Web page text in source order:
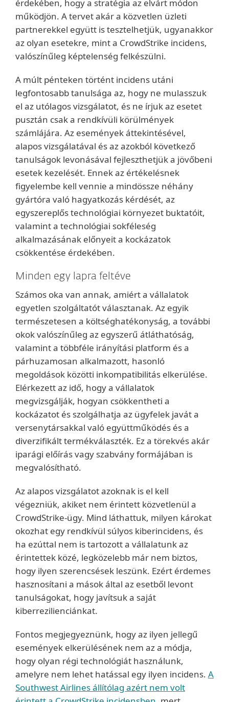
érdekében, hogy a stratégia az elvárt módon
működjön. A tervet akár a közvetlen üzleti
partnerekkel együtt is tesztelhetjük, ugyanakkor
az olyan esetekre, mint a CrowdStrike incidens,
valószínűleg képtelenség felkészülni.
A múlt pénteken történt incidens utáni
legfontosabb tanulsága az, hogy ne mulasszuk
el az utólagos vizsgálatot, és ne írjuk az esetet
pusztán csak a rendkívüli körülmények
számlájára. Az események áttekintésével,
alapos vizsgálatával és az azokból következő
tanulságok levonásával fejleszthetjük a jövőbeni
esetek kezelését. Ennek az értékelésnek
figyelembe kell vennie a mindössze néhány
gyártóra való hagyatkozás kérdését, az
egyszereplős technológiai környezet buktatóit,
valamint a technológiai sokféleség
alkalmazásának előnyeit a kockázatok
csökkentése érdekében.
Minden egy lapra feltéve
Számos oka van annak, amiért a vállalatok
egyetlen szolgáltatót választanak. Az egyik
természetesen a költséghatékonyság, a további
okok valószínűleg az egyszerű átláthatóság,
valamint a többféle irányítási platform és a
párhuzamosan alkalmazott, hasonló
megoldások közötti inkompatibilitás elkerülése.
Elérkezett az idő, hogy a vállalatok
megvizsgálják, hogyan csökkentheti a
kockázatot és szolgálhatja az ügyfelek javát a
versenytársakkal való együttműködés és a
diverzifikált termékválaszték. Ez a törekvés akár
iparági előírás vagy szabvány formájában is
megvalósítható.
Az alapos vizsgálatot azoknak is el kell
végezniük, akiket nem érintett közvetlenül a
CrowdStrike-ügy. Mind láthattuk, milyen károkat
okozhat egy rendkívül súlyos kiberincidens, és
ha ezúttal nem is tartozott a vállalatunk az
érintettek közé, legközelebb már nem biztos,
hogy ilyen szerencsések leszünk. Ezért érdemes
hasznosítani a mások által az esetből levont
tanulságokat, hogy javítsuk a saját
kiberrezilienciánkat.
Fontos megjegyeznünk, hogy az ilyen jellegű
események elkerülésének nem az a módja,
hogy olyan régi technológiát használunk,
amelyre nem lehet hatással egy ilyen incidens. A
Southwest Airlines állítólag azért nem volt